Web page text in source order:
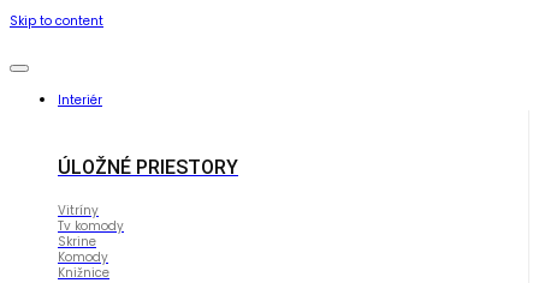
Skip to content
Interiér
ÚLOŽNÉ PRIESTORY
Vitríny
Tv komody
Skrine
Komody
Knižnice